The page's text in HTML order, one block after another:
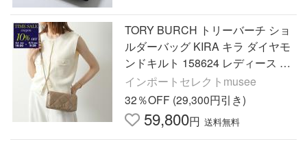
TORY BURCH トリーバーチ ショ
ルダーバッグ KIRA キラ ダイヤモ
ンドキルト 158624 レディース チ
ェーンウォレット ダブルT ロゴ 鞄
250/TAUPE-OAK
インポートセレクトmusee
32％OFF (29,300円引き)
59,800円 送料無料